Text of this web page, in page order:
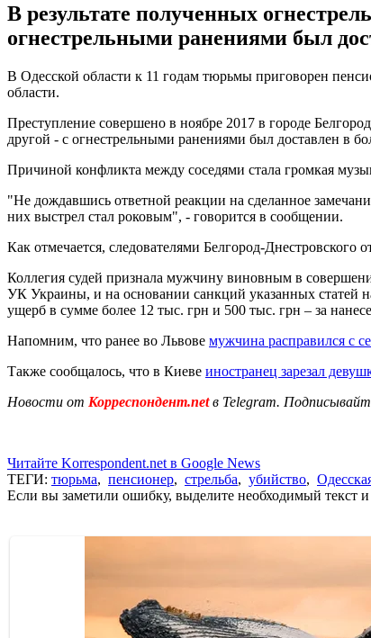
В результате полученных
огнестрельными ранениями был
В Одесской области к 11 годам тюрьмы приговорен
области.
Преступление совершено в ноябре 2017 в городе
другой - с огнестрельными ранениями был доставлен в
Причиной конфликта между соседями стала громкая
"Не дождавшись ответной реакции на сделанное
них выстрел стал роковым", - говорится в сообщении.
Как отмечается, следователями Белгород-
Коллегия судей признала мужчину виновным в
УК Украины, и на основании санкций указанных статей
ущерб в сумме более 12 тыс. грн и 500 тыс. грн – за
Напомним, что ранее во Львове мужчина расправился с
Также сообщалось, что в Киеве иностранец зарезал
Новости от Корреспондент.netв Telegram.
Читайте Korrespondent.net в Google News
ТЕГИ: тюрьма, пенсионер, стрельба, убийство,
Если вы заметили ошибку, выделите необходимый текст